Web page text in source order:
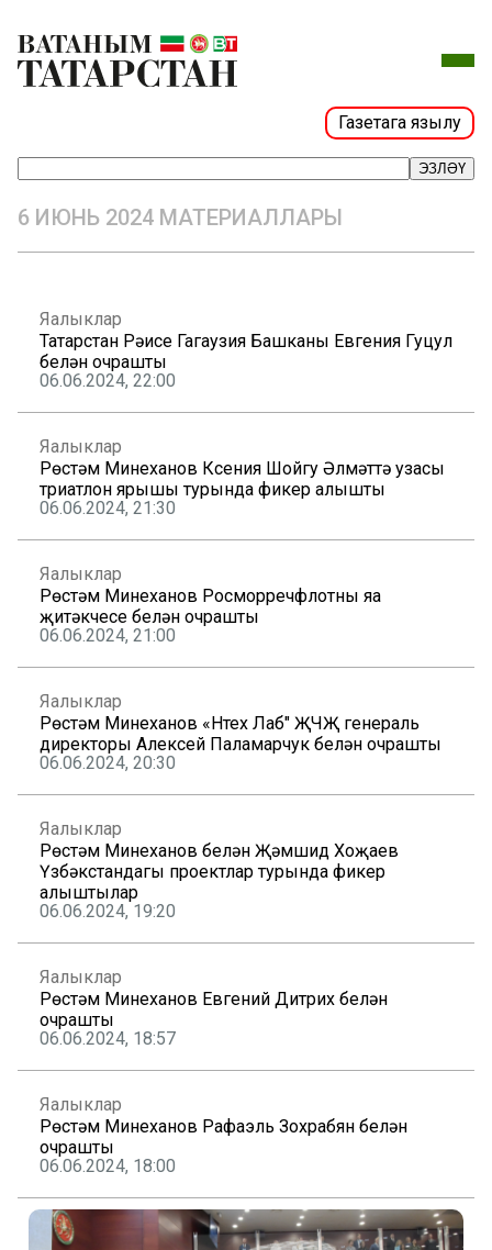
Газетага язылу
ЭЗЛӘҮ
6 ИЮНЬ 2024 МАТЕРИАЛЛАРЫ
Яңалыклар
Татарстан Рәисе Гагаузия Башканы Евгения Гуцул
белән очрашты
06.06.2024, 22:00
Яңалыклар
Рөстәм Миңнеханов Ксения Шойгу Әлмәттә узасы
триатлон ярышы турында фикер алышты
06.06.2024, 21:30
Яңалыклар
Рөстәм Миңнеханов Росморречфлотның яңа
җитәкчесе белән очрашты
06.06.2024, 21:00
Яңалыклар
Рөстәм Миңнеханов «Нтех Лаб" ҖЧҖ генераль
директоры Алексей Паламарчук белән очрашты
06.06.2024, 20:30
Яңалыклар
Рөстәм Миңнеханов белән Җәмшид Хоҗаев
Үзбәкстандагы проектлар турында фикер
алыштылар
06.06.2024, 19:20
Яңалыклар
Рөстәм Миңнеханов Евгений Дитрих белән
очрашты
06.06.2024, 18:57
Яңалыклар
Рөстәм Миңнеханов Рафаэль Зохрабян белән
очрашты
06.06.2024, 18:00